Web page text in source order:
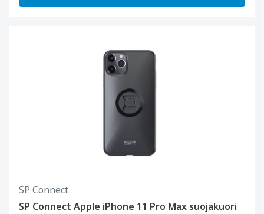
SP Connect
SP Connect Apple iPhone 11 Pro Max suojakuori